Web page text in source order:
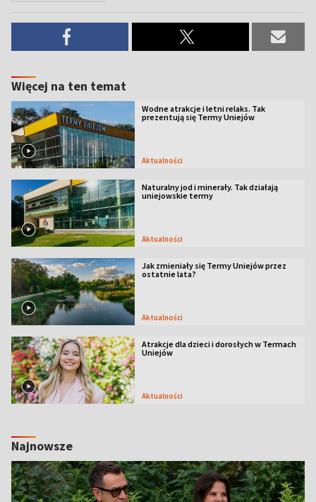
Więcej na ten temat
Wodne atrakcje i letni relaks. Tak
prezentują się Termy Uniejów
Aktualności
Naturalny jod i minerały. Tak działają
uniejowskie termy
Aktualności
Jak zmieniały się Termy Uniejów przez
ostatnie lata?
Aktualności
Atrakcje dla dzieci i dorosłych w Termach
Uniejów
Aktualności
Najnowsze